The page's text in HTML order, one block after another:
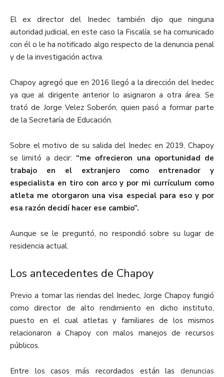
El ex director del Inedec también dijo que ninguna
autoridad judicial, en este caso la Fiscalía, se ha comunicado
con él o le ha notificado algo respecto de la denuncia penal
y de la investigación activa.
Chapoy agregó que en 2016 llegó a la dirección del Inedec
ya que al dirigente anterior lo asignaron a otra área. Se
trató de Jorge Velez Soberón, quien pasó a formar parte
de la Secretaría de Educación.
Sobre el motivo de su salida del Inedec en 2019, Chapoy
se limitó a decir: “me ofrecieron una oportunidad de
trabajo en el extranjero como entrenador y
especialista en tiro con arco y por mi currículum como
atleta me otorgaron una visa especial para eso y por
esa razón decidí hacer ese cambio”.
Aunque se le preguntó, no respondió sobre su lugar de
residencia actual.
Los antecedentes de Chapoy
Previo a tomar las riendas del Inedec, Jorge Chapoy fungió
como director de alto rendimiento en dicho instituto,
puesto en el cual atletas y familiares de los mismos
relacionaron a Chapoy con malos manejos de recursos
públicos.
Entre los casos más recordados están las denuncias